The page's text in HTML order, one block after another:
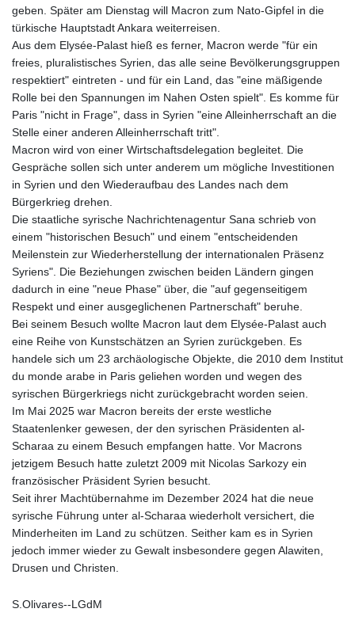
geben. Später am Dienstag will Macron zum Nato-Gipfel in die
türkische Hauptstadt Ankara weiterreisen.
Aus dem Elysée-Palast hieß es ferner, Macron werde "für ein
freies, pluralistisches Syrien, das alle seine Bevölkerungsgruppen
respektiert" eintreten - und für ein Land, das "eine mäßigende
Rolle bei den Spannungen im Nahen Osten spielt". Es komme für
Paris "nicht in Frage", dass in Syrien "eine Alleinherrschaft an die
Stelle einer anderen Alleinherrschaft tritt".
Macron wird von einer Wirtschaftsdelegation begleitet. Die
Gespräche sollen sich unter anderem um mögliche Investitionen
in Syrien und den Wiederaufbau des Landes nach dem
Bürgerkrieg drehen.
Die staatliche syrische Nachrichtenagentur Sana schrieb von
einem "historischen Besuch" und einem "entscheidenden
Meilenstein zur Wiederherstellung der internationalen Präsenz
Syriens". Die Beziehungen zwischen beiden Ländern gingen
dadurch in eine "neue Phase" über, die "auf gegenseitigem
Respekt und einer ausgeglichenen Partnerschaft" beruhe.
Bei seinem Besuch wollte Macron laut dem Elysée-Palast auch
eine Reihe von Kunstschätzen an Syrien zurückgeben. Es
handele sich um 23 archäologische Objekte, die 2010 dem Institut
du monde arabe in Paris geliehen worden und wegen des
syrischen Bürgerkriegs nicht zurückgebracht worden seien.
Im Mai 2025 war Macron bereits der erste westliche
Staatenlenker gewesen, der den syrischen Präsidenten al-
Scharaa zu einem Besuch empfangen hatte. Vor Macrons
jetzigem Besuch hatte zuletzt 2009 mit Nicolas Sarkozy ein
französischer Präsident Syrien besucht.
Seit ihrer Machtübernahme im Dezember 2024 hat die neue
syrische Führung unter al-Scharaa wiederholt versichert, die
Minderheiten im Land zu schützen. Seither kam es in Syrien
jedoch immer wieder zu Gewalt insbesondere gegen Alawiten,
Drusen und Christen.
S.Olivares--LGdM